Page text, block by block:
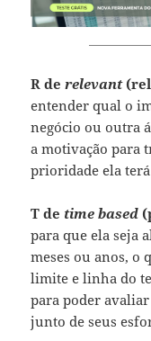
R derelevant
entender qual o
negócio ou outra
a motivação para
prioridade ela
T de time based
para que ela seja
meses ou anos, o
limite e linha do
para poder
junto de seus